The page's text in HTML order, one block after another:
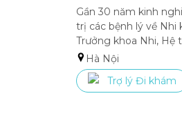
Gần 30 năm kinh
trị các bệnh lý về Nhi
Trưởng khoa Nhi, Hệ
Hà Nội
Trợ lý Đi khám